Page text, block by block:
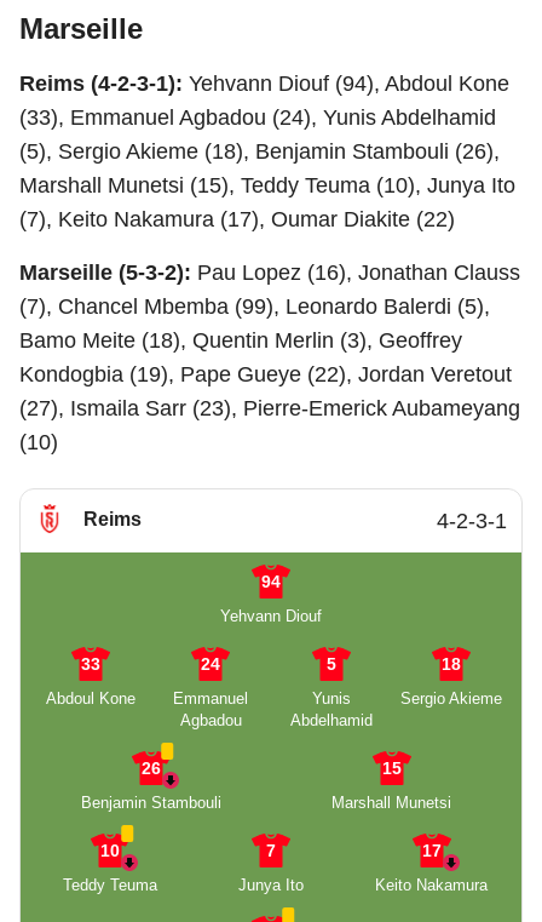
Marseille
Reims (4-2-3-1): Yehvann Diouf (94), Abdoul Kone
(33), Emmanuel Agbadou (24), Yunis Abdelhamid
(5), Sergio Akieme (18), Benjamin Stambouli (26),
Marshall Munetsi (15), Teddy Teuma (10), Junya Ito
(7), Keito Nakamura (17), Oumar Diakite (22)
Marseille (5-3-2): Pau Lopez (16), Jonathan Clauss
(7), Chancel Mbemba (99), Leonardo Balerdi (5),
Bamo Meite (18), Quentin Merlin (3), Geoffrey
Kondogbia (19), Pape Gueye (22), Jordan Veretout
(27), Ismaila Sarr (23), Pierre-Emerick Aubameyang
(10)
Reims 4-2-3-1
94
Yehvann Diouf
33
Abdoul Kone
24
Emmanuel
Agbadou
5
Yunis
Abdelhamid
18
Sergio Akieme
26
Benjamin Stambouli
15
Marshall Munetsi
10
Teddy Teuma
7
Junya Ito
17
Keito Nakamura